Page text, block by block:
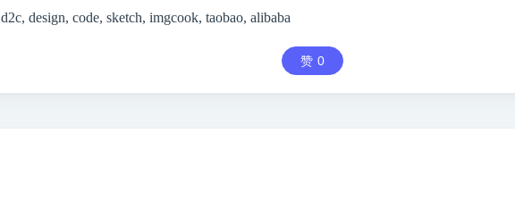
design, code, sketch, imgcook, taobao, alibaba
赞 0